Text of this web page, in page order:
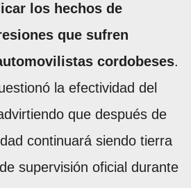
los hechos de
que sufren
cordobeses.
la efectividad del
que después de
continuará siendo tierra
supervisión oficial durante